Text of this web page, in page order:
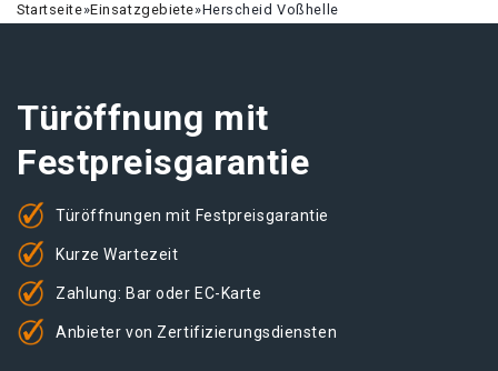
Startseite»Einsatzgebiete»Herscheid Voßhelle
Türöffnung mit
Festpreisgarantie
Türöffnungen mit Festpreisgarantie
Kurze Wartezeit
Zahlung: Bar oder EC-Karte
Anbieter von Zertifizierungsdiensten